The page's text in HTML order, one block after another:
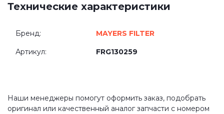
Технические характеристики
Бренд: MAYERS FILTER
Артикул: FRG130259
Наши менеджеры помогут оформить заказ, подобрать
оригинал или качественный аналог запчасти с номером